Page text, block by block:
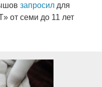
запросилдля
от семи до 11 лет